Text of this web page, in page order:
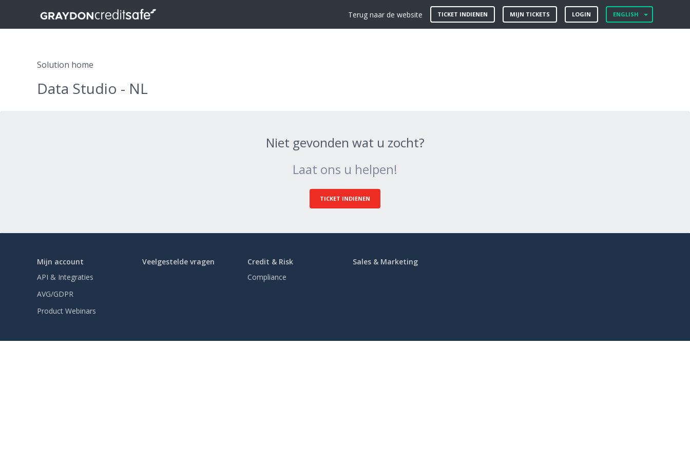
Terug naar de website TICKET INDIENEN MIJN TICKETS ENGLISH
LOGIN
Solution home
Data Studio - NL
Niet gevonden wat u zocht?
Laat ons u helpen!
TICKET INDIENEN
Mijn account
API & Integraties
AVG/GDPR
Product Webinars
Veelgestelde vragen
Credit & Risk
Compliance
Sales & Marketing